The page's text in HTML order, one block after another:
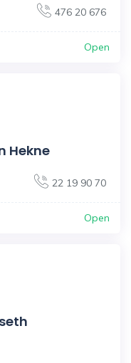
476 20 676
Open
Hekne
22 19 90 70
Open